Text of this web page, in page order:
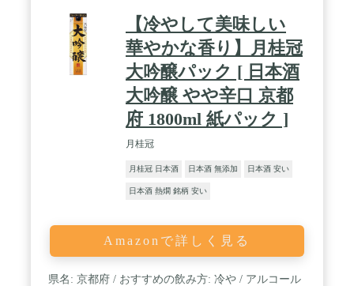
【冷やして美味しい
華やかな香り】月桂冠
大吟醸パック [ 日本酒
大吟醸 やや辛口 京都
府 1800ml 紙パック ]
月桂冠
月桂冠 日本酒 日本酒 無添加 日本酒 安い
日本酒 熱燗 銘柄 安い
Amazonで詳しく見る
県名: 京都府 / おすすめの飲み方: 冷や / アルコール